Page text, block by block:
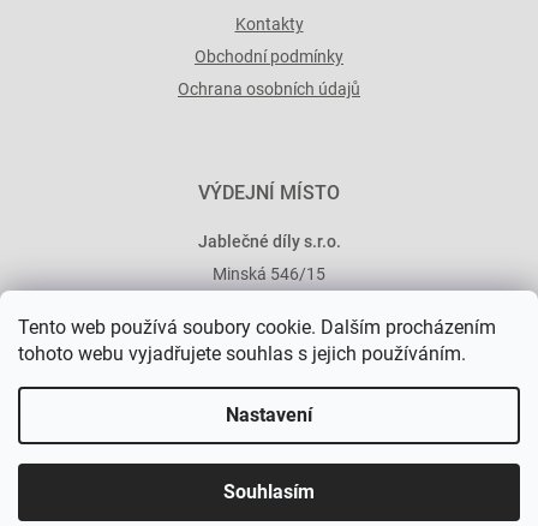
Tento web používá soubory cookie. Dalším procházením
tohoto webu vyjadřujete souhlas s jejich používáním.
Nastavení
Souhlasím
Kontakty
Obchodní podmínky
Ochrana osobních údajů
VÝDEJNÍ MÍSTO
Jablečné díly s.r.o.
Minská 546/15
Vytvořil Shoptet Premium
Jablečné díly. Všechna práva vyhrazena.